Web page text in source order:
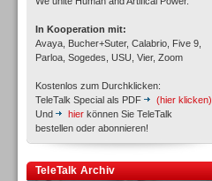
In Kooperation mit:
Avaya, Bucher+Suter, Calabrio, Five 9,
Parloa, Sogedes, USU, Vier, Zoom
Kostenlos zum Durchklicken:
TeleTalk Special als PDF
(hier klicken)
Und
hier können Sie TeleTalk
bestellen oder abonnieren!
TeleTalk Archiv
Inbound